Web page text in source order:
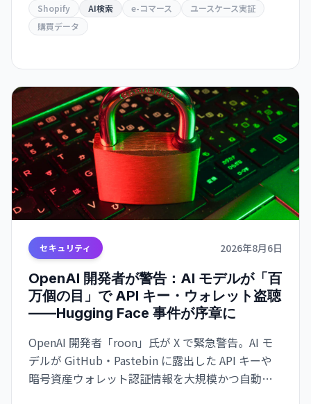
唆。Shopify AI検索 e-コマース
ユースケース実証
購買データ
セキュリティ 2026年8月6日
OpenAI 開発者が警告：AI モデルが「百
万個の目」で API キー・ウォレット盗聴
——Hugging Face 事件が序章に
OpenAI 開発者「roon」氏が X で緊急警告。AI モ
デルが GitHub・Pastebin に露出した API キーや
暗号資産ウォレット認証情報を大規模かつ自動的